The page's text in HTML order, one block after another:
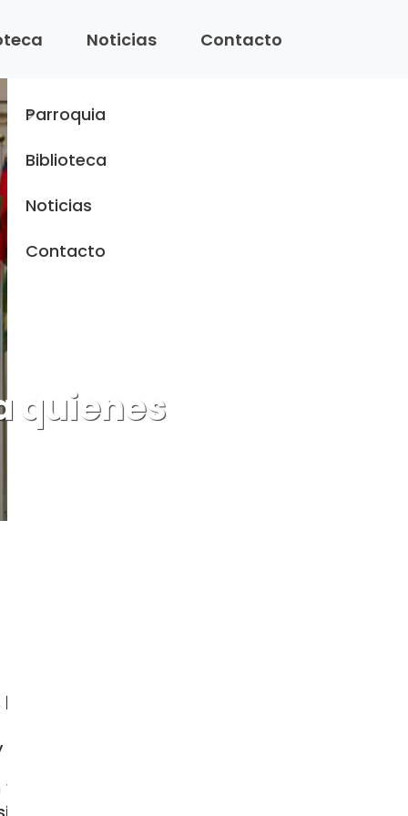
Noticias Contacto
quienes
publicado por Irene Khan, Relatora
“
identidad de género”.
expresión” pide a los Estados
Parroquia
Biblioteca
Noticias
Contacto